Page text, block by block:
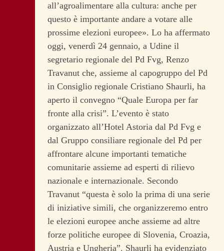
all’agroalimentare alla cultura: anche per
questo è importante andare a votare alle
prossime elezioni europee». Lo ha affermato
oggi, venerdì 24 gennaio, a Udine il
segretario regionale del Pd Fvg, Renzo
Travanut che, assieme al capogruppo del Pd
in Consiglio regionale Cristiano Shaurli, ha
aperto il convegno “Quale Europa per far
fronte alla crisi”. L’evento è stato
organizzato all’Hotel Astoria dal Pd Fvg e
dal Gruppo consiliare regionale del Pd per
affrontare alcune importanti tematiche
comunitarie assieme ad esperti di rilievo
nazionale e internazionale. Secondo
Travanut “questa è solo la prima di una serie
di iniziative simili, che organizzeremo entro
le elezioni europee anche assieme ad altre
forze politiche europee di Slovenia, Croazia,
Austria e Ungheria”. Shaurli ha evidenziato